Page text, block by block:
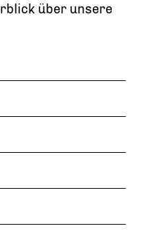
über unsere